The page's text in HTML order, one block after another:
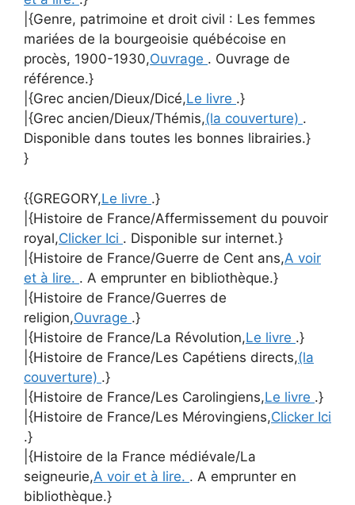
|{Genre, patrimoine et droit civil : Les femmes
mariées de la bourgeoisie québécoise en
procès, 1900-1930,Ouvrage . Ouvrage de
référence.}
|{Grec ancien/Dieux/Dicé,Le livre .}
|{Grec ancien/Dieux/Thémis,(la couverture) .
Disponible dans toutes les bonnes librairies.}
}
{{GREGORY,Le livre .}
|{Histoire de France/Affermissement du pouvoir
royal,Clicker Ici . Disponible sur internet.}
|{Histoire de France/Guerre de Cent ans,A voir
et à lire. . A emprunter en bibliothèque.}
|{Histoire de France/Guerres de
religion,Ouvrage .}
|{Histoire de France/La Révolution,Le livre .}
|{Histoire de France/Les Capétiens directs,(la
couverture) .}
|{Histoire de France/Les Carolingiens,Le livre .}
|{Histoire de France/Les Mérovingiens,Clicker Ici
.}
|{Histoire de la France médiévale/La
seigneurie,A voir et à lire. . A emprunter en
bibliothèque.}